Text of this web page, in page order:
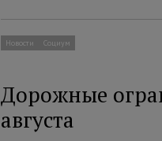
Новости Социум
Дорожные
августа